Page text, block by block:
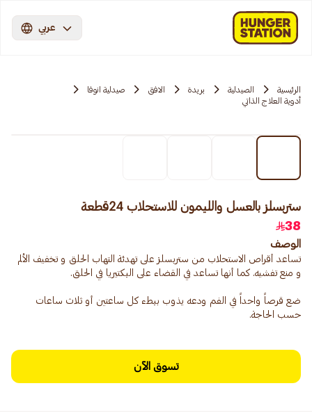
عربي
الرئيسية الصيدلية بريدة الافق
صيدلية انوفا
أدوية العلاج الذاتي
ستربسلز بالعسل والليمون للاستحلاب 24قطعة
38
الوصف
تساعد أقراص الاستحلاب من ستربسلز على تهدئة التهاب الحلق و تخفيف الألم
ضع قرصاً واحداً في الفم ودعه يذوب ببطء كل ساعتين أو ثلاث ساعات
حسب الحاجة.
تسوق الآن